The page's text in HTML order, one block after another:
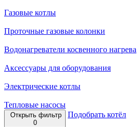
Газовые котлы
Проточные газовые колонки
Водонагреватели косвенного нагрева
Аксессуары для оборудования
Электрические котлы
Тепловые насосы
Открыть фильтр
0
Подобрать котёл